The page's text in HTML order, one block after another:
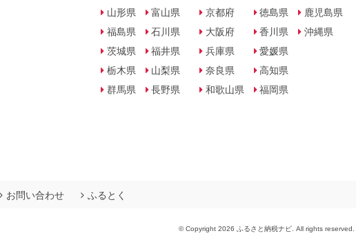
山形県
福島県
茨城県
栃木県
群馬県
富山県
石川県
福井県
山梨県
長野県
京都府
大阪府
兵庫県
奈良県
和歌山県
徳島県
香川県
愛媛県
高知県
福岡県
鹿児島県
沖縄県
お問い合わせ ふるとく
© Copyright 2026 ふるさと納税ナビ. All rights reserved.